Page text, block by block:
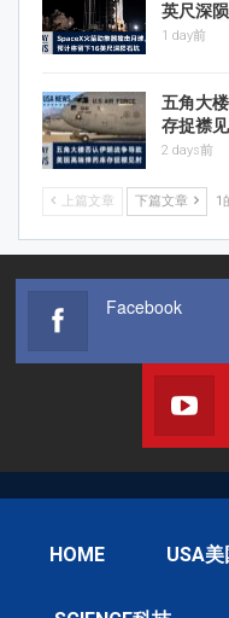
英尺深
1 day前
五角大
存捉襟
2 days前
上篇文章 下篇文章 1
Facebook
HOME USA美